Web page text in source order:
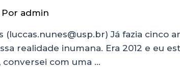
admin
(luccas.nunes@usp.br) Já fazia cinco
realidade inumana. Era 2012 e eu
conversei com uma …